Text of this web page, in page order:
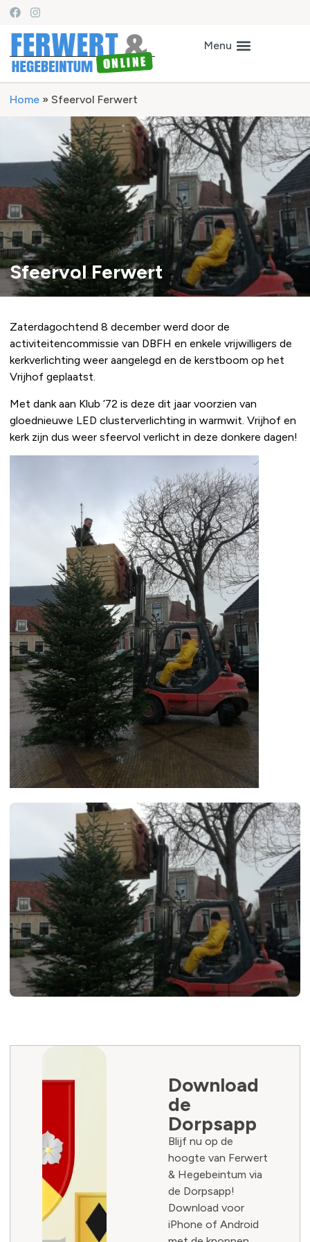
Home » Sfeervol Ferwert
Sfeervol Ferwert
Zaterdagochtend 8 december werd door de
activiteitencommissie van DBFH en enkele vrijwilligers de
kerkverlichting weer aangelegd en de kerstboom op het
Vrijhof geplaatst.
Met dank aan Klub ’72 is deze dit jaar voorzien van
gloednieuwe LED clusterverlichting in warmwit. Vrijhof en
kerk zijn dus weer sfeervol verlicht in deze donkere dagen!
Download
de
Dorpsapp
Blijf nu op de
hoogte van Ferwert
& Hegebeintum via
de Dorpsapp!
Download voor
iPhone of Android